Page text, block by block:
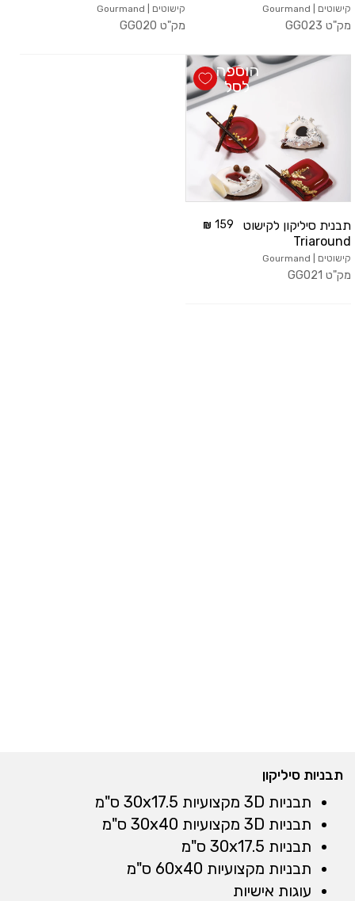
קישוטים | Gourmand
מק"ט GG023
קישוטים | Gourmand
מק"ט GG020
תבנית סיליקון לקישוט
Triaround
קישוטים | Gourmand
מק"ט GG021
159
הוספה
לסל
תבניות סיליקון
תבניות 3D מקצועיות 30x17.5 ס"מ
תבניות 3D מקצועיות 30x40 ס"מ
תבניות 30x17.5 ס"מ
תבניות מקצועיות 60x40 ס"מ
עוגות אישיות